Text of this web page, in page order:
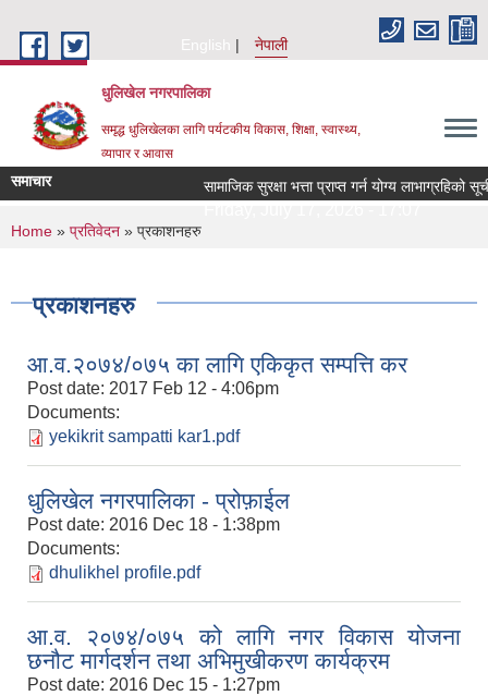
English
नेपाली
धुलिखेल नगरपालिका
समृद्ध धुलिखेलका लागि पर्यटकीय विकास, शिक्षा, स्वास्थ्य,
व्यापार र आवास
समाचार सामाजिक सुरक्षा भत्ता प्राप्त गर्न योग्य
You are here
Home » प्रतिवेदन » प्रकाशनहरु
प्रकाशनहरु
आ.व.२०७४/०७५ का लागि एकिकृत सम्पत्ति कर
Post date: 2017 Feb 12 - 4:06pm
Documents:
yekikrit sampatti kar1.pdf
धुलिखेल नगरपालिका - प्रोफ़ाईल
Post date: 2016 Dec 18 - 1:38pm
Documents:
dhulikhel profile.pdf
आ.व. २०७४/०७५ को लागि नगर विकास योजना
छनौट मार्गदर्शन तथा अभिमुखीकरण कार्यक्रम
Post date: 2016 Dec 15 - 1:27pm